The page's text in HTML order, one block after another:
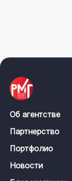
Об агентстве
Партнерство
Портфолио
Новости